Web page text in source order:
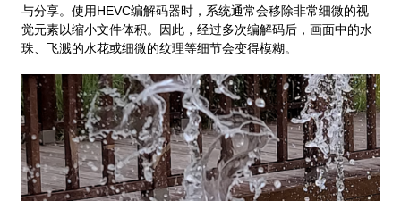
与分享。使用HEVC编解码器时，系统通常会移除非常细微的视
觉元素以缩小文件体积。因此，经过多次编解码后，画面中的水
珠、飞溅的水花或细微的纹理等细节会变得模糊。